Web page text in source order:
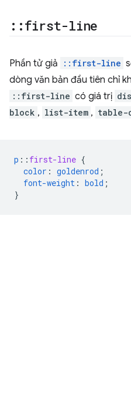
::first-line
Phần tử giả ::first-line
dòng văn bản đầu tiên chỉ
::first-line có giá trị
block , list-item , table-
p :: first-line {
color : goldenrod ;
font-weight : bold ;
}